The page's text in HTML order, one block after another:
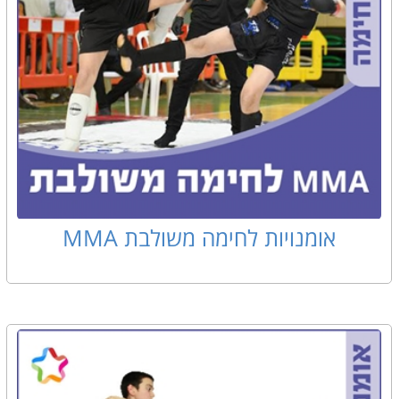
אומנויות לחימה משולבת MMA